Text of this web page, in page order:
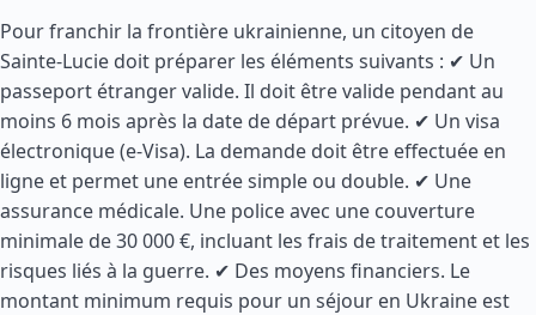
Pour franchir la frontière ukrainienne, un citoyen de
Sainte-Lucie doit préparer les éléments suivants : ✔ Un
passeport étranger valide. Il doit être valide pendant au
moins 6 mois après la date de départ prévue. ✔ Un visa
électronique (e-Visa). La demande doit être effectuée en
ligne et permet une entrée simple ou double. ✔ Une
assurance médicale. Une police avec une couverture
minimale de 30 000 €, incluant les frais de traitement et les
risques liés à la guerre. ✔ Des moyens financiers. Le
montant minimum requis pour un séjour en Ukraine est